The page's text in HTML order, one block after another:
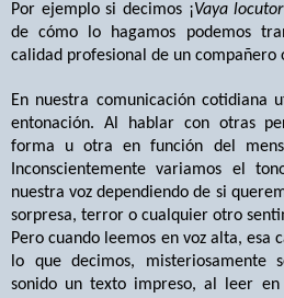
Por ejemplo si decimos ¡Vaya
de cómo lo hagamos podemos
calidad profesional de un compañero
En nuestra comunicación cotidiana
entonación. Al hablar con otras
forma u otra en función del
Inconscientemente variamos el
nuestra voz dependiendo de si
sorpresa, terror o cualquier otro
Pero cuando leemos en voz alta, esa
lo que decimos,
sonido un texto impreso, al leer